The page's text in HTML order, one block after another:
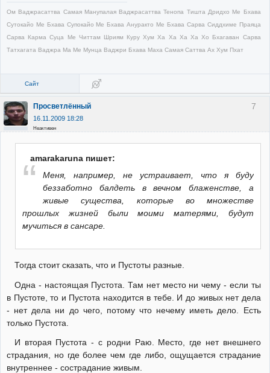
Ом Ваджрасаттва Самая Манупалая Ваджрасаттва Тенопа Тишта Дридхо Ме Бхава
Сутокайо Ме Бхава Супокайо Ме Бхава Ануракто Ме Бхава Сарва Сиддхиме Праяца
Сарва Карма Суца Ме Читтам Шриям Куру Хум Ха Ха Ха Ха Хо Бхагаван Сарва
Татхагата Ваджра Ма Ме Мунца Ваджри Бхава Маха Самая Саттва Ах Хум Пхат
Сайт
7
Просветлённый
16.11.2009 18:28
Неактивен
amarakaruna пишет:
Меня, например, не устраивает, что я буду
беззаботно балдеть в вечном блаженстве, а
живые существа, которые во множестве
прошлых жизней были моими матерями, будут
мучиться в сансаре.
Тогда стоит сказать, что и Пустоты разные.
Одна - настоящая Пустота. Там нет место ни чему - если ты
в Пустоте, то и Пустота находится в тебе. И до живых нет дела
- нет дела ни до чего, потому что нечему иметь дело. Есть
только Пустота.
И вторая Пустота - с родни Раю. Место, где нет внешнего
страдания, но где более чем где либо, ощущается страдание
внутреннее - сострадание живым.